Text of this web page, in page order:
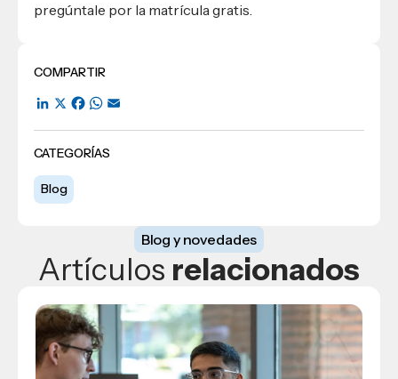
COMPARTIR
LinkedIn
X Facebook
WhatsApp
CATEGORÍAS
Blog
pregúntale por la matrícula gratis.
Blog y novedades
Artículos relacionados